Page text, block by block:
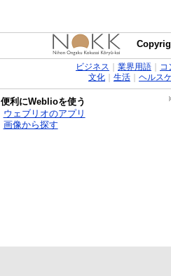
ビジネス 業界用語｜ コ
文化｜ 生活｜ ヘルス
便利にWeblioを使う
ウェブリオのアプリ
画像から探す